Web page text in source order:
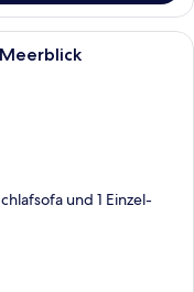
mit Bett, Stuhl,
und 1 Einzel-